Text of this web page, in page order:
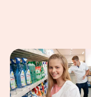
Eindrücke aus